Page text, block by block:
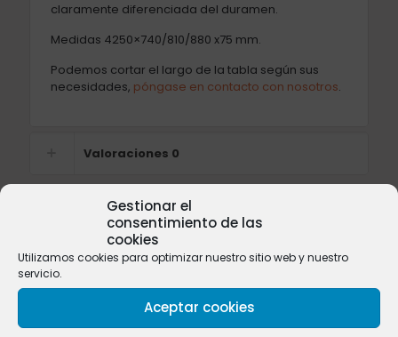
Gestionar el
consentimiento de las
cookies
Utilizamos cookies para optimizar nuestro sitio web y nuestro
servicio.
Aceptar cookies
claramente diferenciada del duramen.
Medidas 4250×740/810/880 x75 mm.
Podemos cortar el largo de la tabla según sus
necesidades, póngase en contacto con nosotros.
Valoraciones 0
Productos relacionados